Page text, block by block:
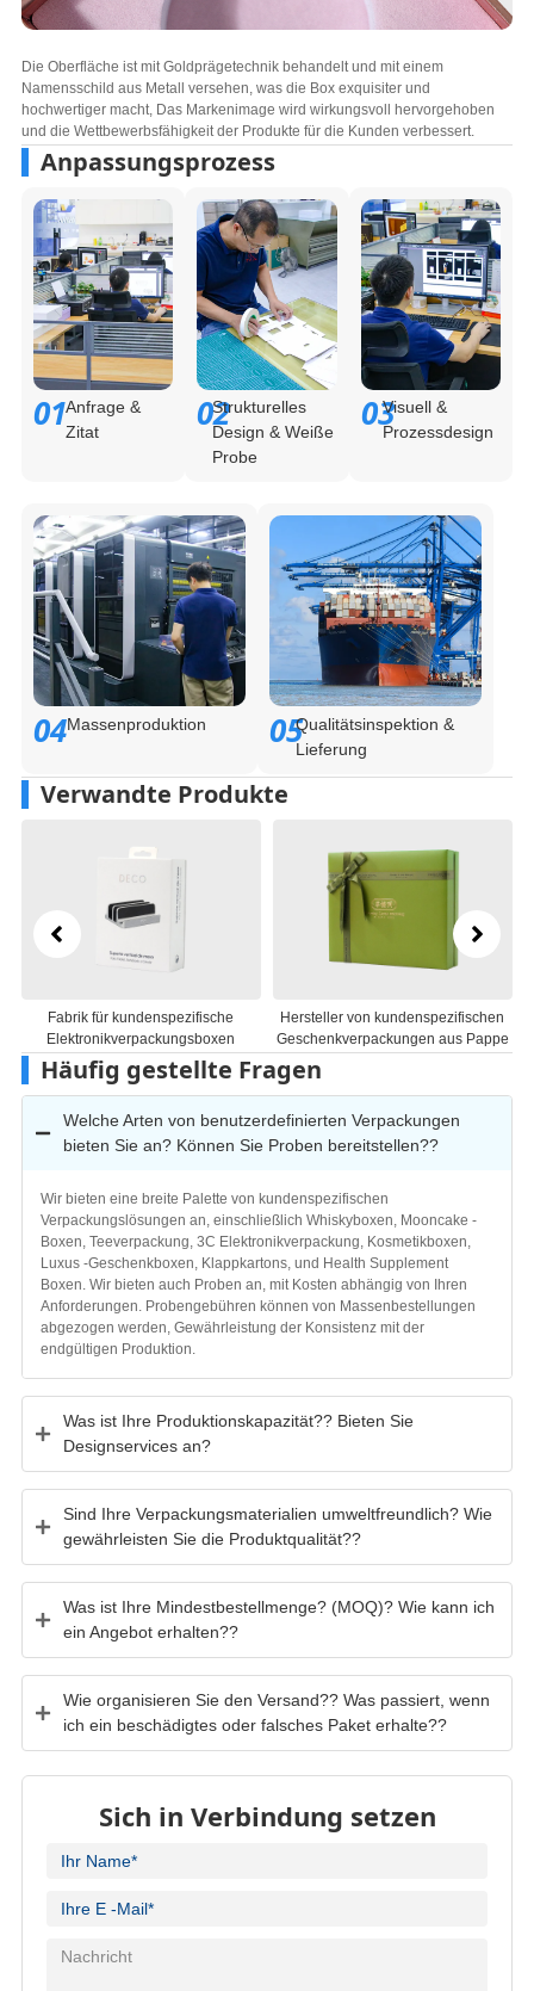
Die Oberfläche ist mit Goldprägetechnik behandelt und mit einem
Namensschild aus Metall versehen, was die Box exquisiter und
hochwertiger macht, Das Markenimage wird wirkungsvoll hervorgehoben
und die Wettbewerbsfähigkeit der Produkte für die Kunden verbessert.
Anpassungsprozess
01Anfrage &
Zitat
02Strukturelles
Design & Weiße
Probe
03Visuell &
Prozessdesign
04Massenproduktion 05Qualitätsinspektion &
Lieferung
Verwandte Produkte
Hersteller von kundenspezifischen
Geschenkverpackungen aus Pappe
Hersteller von kosmetischen
Geschenkboxen aus Karton
Häufig gestellte Fragen
Welche Arten von benutzerdefinierten Verpackungen
bieten Sie an? Können Sie Proben bereitstellen??
Wir bieten eine breite Palette von kundenspezifischen
Verpackungslösungen an, einschließlich Whiskyboxen, Mooncake -
Boxen, Teeverpackung, 3C Elektronikverpackung, Kosmetikboxen,
Luxus -Geschenkboxen, Klappkartons, und Health Supplement
Boxen. Wir bieten auch Proben an, mit Kosten abhängig von Ihren
Anforderungen. Probengebühren können von Massenbestellungen
abgezogen werden, Gewährleistung der Konsistenz mit der
endgültigen Produktion.
Was ist Ihre Produktionskapazität?? Bieten Sie
Designservices an?
Sind Ihre Verpackungsmaterialien umweltfreundlich? Wie
gewährleisten Sie die Produktqualität??
Was ist Ihre Mindestbestellmenge? (MOQ)? Wie kann ich
ein Angebot erhalten??
Wie organisieren Sie den Versand?? Was passiert, wenn
ich ein beschädigtes oder falsches Paket erhalte??
Sich in Verbindung setzen